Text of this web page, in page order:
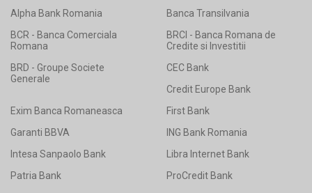
Alpha Bank Romania
Banca Transilvania
BCR - Banca Comerciala
Romana
BRCI - Banca Romana de
Credite si Investitii
BRD - Groupe Societe
Generale
CEC Bank
Credit Europe Bank
Exim Banca Romaneasca
First Bank
Garanti BBVA
ING Bank Romania
Intesa Sanpaolo Bank
Libra Internet Bank
Patria Bank
ProCredit Bank